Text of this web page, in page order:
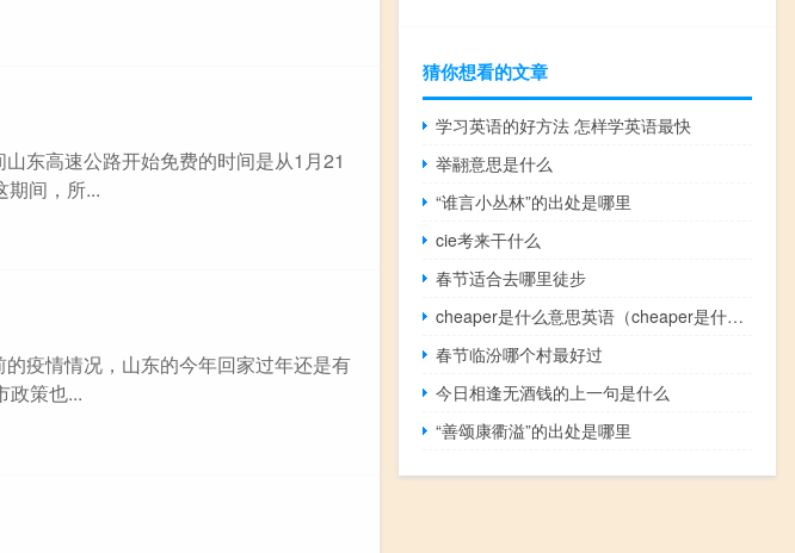
东高速公路开始免费的时间是从1月21
期间，所...
疫情情况，山东的今年回家过年还是有
政策也...
猜你想看的文章
学习英语的好方法 怎样学英语最快
举翮意思是什么
“谁言小丛林”的出处是哪里
cie考来干什么
春节适合去哪里徒步
cheaper是什么意思英语（cheaper是什么意思）
春节临汾哪个村最好过
今日相逢无酒钱的上一句是什么
“善颂康衢溢”的出处是哪里